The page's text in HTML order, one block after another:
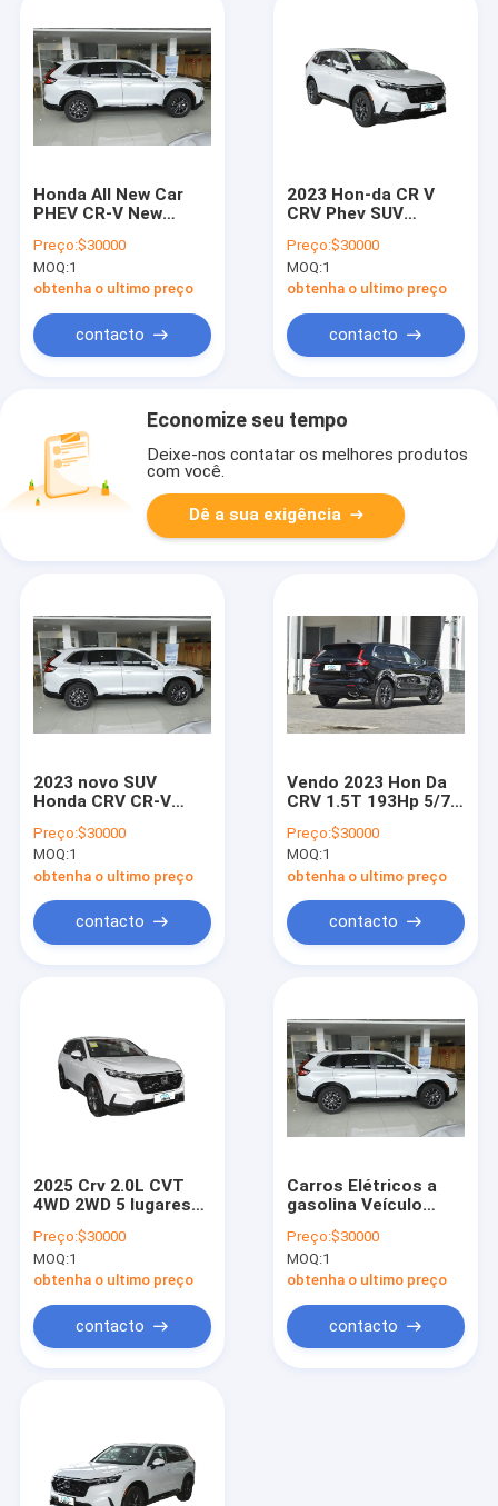
Vídeos
Honda All New Car
PHEV CR-V New
PHEV Hybrid Car
Preço:$30000
MOQ:1
obtenha o ultimo preço
contacto
2023 Hon-da CR V
CRV Phev SUV
lugares usado para
carro híbrido Hon-da
Preço:$30000
MOQ:1
obtenha o ultimo preço
contacto
Economize seu tempo
Deixe-nos contatar os melhores produtos
com você.
Dê a sua exigência
2023 novo SUV
Honda CRV CR-V
gasolina novo carro
1.5T 193Ps 5 7
lugares 0km CRV
novo carro em
estoque
Preço:$30000
MOQ:1
obtenha o ultimo preço
contacto
Vendo 2023 Hon Da
CRV 1.5T 193Hp 5/7
SUV Carro de
gasolina Honda CRVs
Carro novo em
estoque
Preço:$30000
MOQ:1
obtenha o ultimo preço
contacto
2025 Crv 2.0L CVT
4WD 2WD 5 lugares
Para Adultos
Preço:$30000
MOQ:1
obtenha o ultimo preço
contacto
Carros Elétricos a
gasolina Veículo
SUV AWD 240 TURBO
CVT Tração nas
quatro rodas HONDA
estoque para venda
Preço:$30000
MOQ:1
obtenha o ultimo preço
contacto